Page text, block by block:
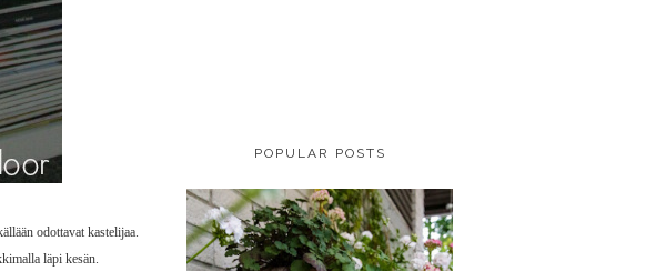
odottavat kastelijaa.
läpi kesän.
POPULAR POSTS